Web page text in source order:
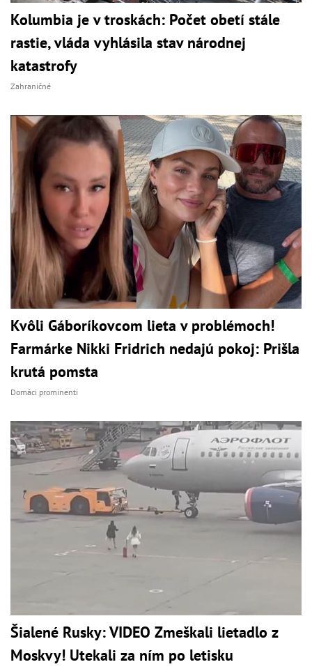
Kolumbia je v troskách: Počet obetí stále
rastie, vláda vyhlásila stav národnej
katastrofy
Zahraničné
Kvôli Gáboríkovcom lieta v problémoch!
Farmárke Nikki Fridrich nedajú pokoj: Prišla
krutá pomsta
Domáci prominenti
Šialené Rusky: VIDEO Zmeškali lietadlo z
Moskvy! Utekali za ním po letisku